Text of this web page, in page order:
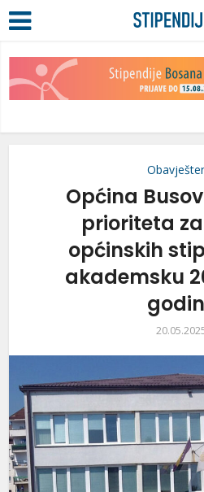
Općina
prioriteta
općinskih
akademsku